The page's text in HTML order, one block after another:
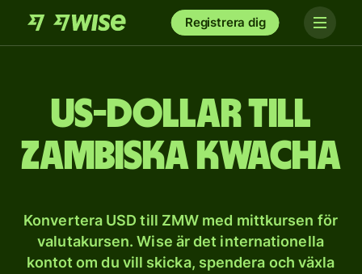
Registrera dig
US-dollar till
zambiska kwacha
Konvertera USD till ZMW med mittkursen för
valutakursen. Wise är det internationella
kontot om du vill skicka, spendera och växla